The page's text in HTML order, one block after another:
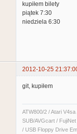
kupiłem bilety
piątek 7:30
niedziela 6:30
2012-10-25
git, kupiłem
ATW800/2 / Atari
SUB/AVGcart /
/ USB Floppy Drive